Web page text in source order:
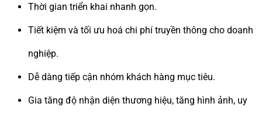
Thời gian triển khai nhanh gọn.
Tiết kiệm và tối ưu hoá chi phí truyền thông cho doanh
nghiệp.
Dễ dàng tiếp cận nhóm khách hàng mục tiêu.
Gia tăng độ nhận diện thương hiệu, tăng hình ảnh, uy